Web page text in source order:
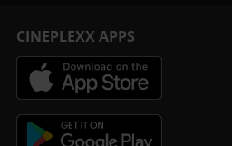
CINEPLEXX APPS